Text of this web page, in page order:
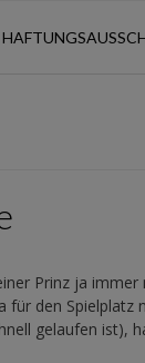
Prinz ja immer
für den
gelaufen ist),